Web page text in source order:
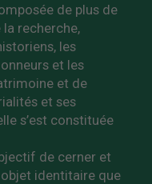
de plus de
recherche,
les
et les
et de
et ses
s’est constituée
de cerner et
identitaire que